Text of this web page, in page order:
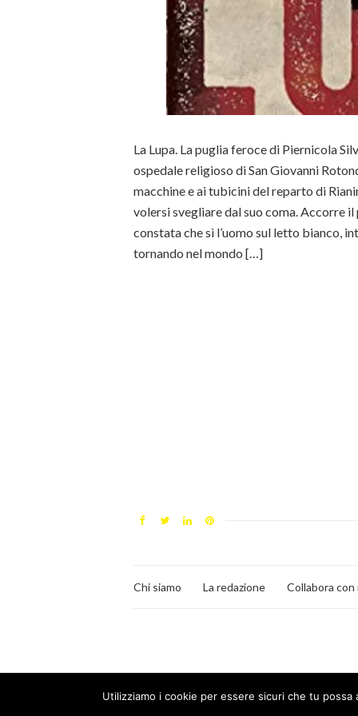
La Lupa. La puglia feroce di Piernicola
ospedale religioso di San Giovanni
macchine e ai tubicini del reparto di
volersi svegliare dal suo coma. Accorre
constata che sì l’uomo sul letto bianco,
tornando nel mondo […]
Chi siamo La redazione Collabora con
Utilizziamo i cookie per essere sicuri che tu